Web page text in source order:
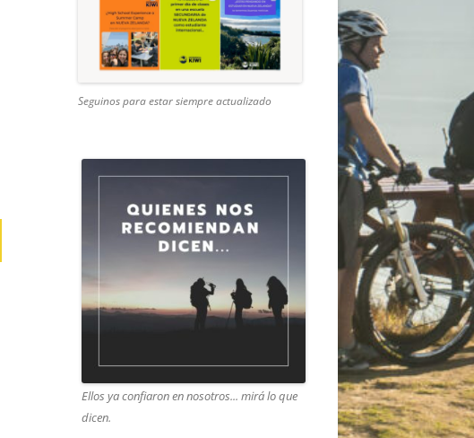
Seguinos para estar siempre actualizado
Ellos ya confiaron en nosotros... mirá lo que
dicen.